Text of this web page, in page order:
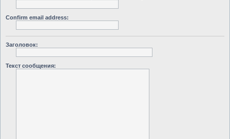
Confirm email address:
Заголовок:
Текст сообщения: